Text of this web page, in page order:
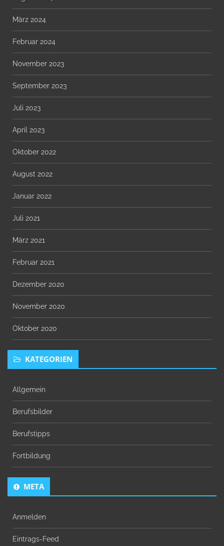
März 2024
Februar 2024
November 2023
September 2023
Juli 2023
April 2023
Oktober 2022
August 2022
Januar 2022
Juli 2021
März 2021
Februar 2021
Dezember 2020
November 2020
Oktober 2020
KATEGORIEN
Allgemein
Berufsbilder
Berufstipps
Fortbildung
META
Anmelden
Eintrags-Feed